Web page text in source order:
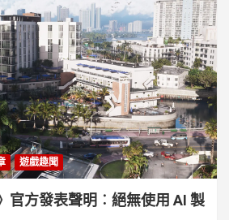
遊戲趣聞
官方發表聲明︰絕無使用 AI 製